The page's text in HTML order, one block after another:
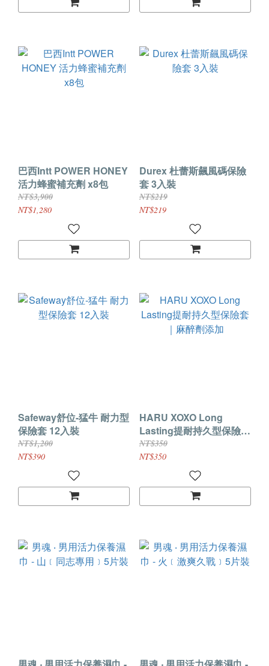
巴西Intt POWER HONEY
活力蜂蜜補充劑 x8包
NT$3,900
NT$1,280
Durex 杜蕾斯飆風碼保險
套 3入裝
NT$219
NT$219
Safeway舒位-猛牛 耐力型
保險套 12入裝
NT$1,200
NT$390
HARU XOXO Long
Lasting提耐持久型保險套
｜麻醉劑添加
NT$350
NT$350